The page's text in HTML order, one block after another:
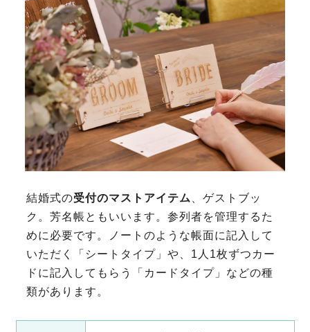
結婚式の受付のマストアイテム
、ゲストブッ
ク。芳名帳ともいいます。参列者を管理するた
めに必要です。ノートのような帳面に記入して
いただく「シートタイプ」や、1人1枚ずつカー
ドに記入してもらう「カードタイプ」などの種
類があります。